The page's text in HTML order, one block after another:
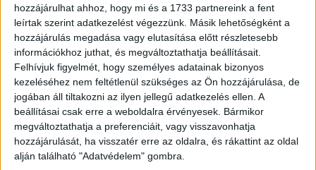
hozzájárulhat ahhoz, hogy mi és a 1733 partnereink a fent
leírtak szerint adatkezelést végezzünk. Másik lehetőségként a
hozzájárulás megadása vagy elutasítása előtt részletesebb
információkhoz juthat, és megváltoztathatja beállításait.
Felhívjuk figyelmét, hogy személyes adatainak bizonyos
kezeléséhez nem feltétlenül szükséges az Ön hozzájárulása, de
jogában áll tiltakozni az ilyen jellegű adatkezelés ellen. A
beállításai csak erre a weboldalra érvényesek. Bármikor
megváltoztathatja a preferenciáit, vagy visszavonhatja
hozzájárulását, ha visszatér erre az oldalra, és rákattint az oldal
alján található "Adatvédelem" gombra.
ezeknek a száma májusra csaknem nyolcszorosára nőtt
az első negyedévben közzétett hirdetések átlagához
képest.” – fogalmazott Tüzes Imre, a Profession.hu
üzletfejlesztési igazgatója.
A legtöbb álláshirdetéssel szakács, felszolgáló, pincér,
pultos, konyhai munkás, éttermi vendéglátói, cukrász és
pék pozíciókra kerestek jelentkezőket az újrainduló
szektorban. Az álláskeresők körében pedig konyhai
munkás, szállodai recepciós, felszolgáló, pincér és pultos